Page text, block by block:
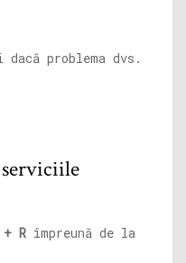
problema dvs.
+ R împreună de la